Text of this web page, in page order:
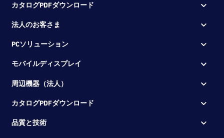
カタログPDFダウンロード
法人のお客さま
PCソリューション
モバイルディスプレイ
周辺機器（法人）
カタログPDFダウンロード
品質と技術